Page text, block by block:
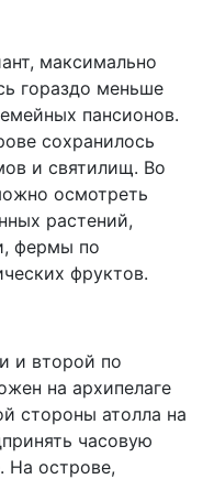
максимально
гораздо меньше
пансионов.
сохранилось
и святилищ. Во
осмотреть
растений,
фермы по
фруктов.
и второй по
на архипелаге
стороны атолла на
часовую
На острове,